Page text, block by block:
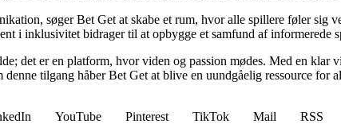
søger Bet Get at skabe et rum, hvor alle spillere føler
i inklusivitet bidrager til at opbygge et samfund af informerede
det er en platform, hvor viden og passion mødes. Med en
tilgang håber Bet Get at blive en uundgåelig ressource for
YouTube Pinterest TikTok Mail
RSS